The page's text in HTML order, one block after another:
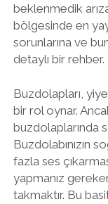
beklenmedik
bölgesinde en
sorunlarına ve
detaylı bir rehber.
Buzdolapları,
bir rol oynar.
buzdolaplarında
Buzdolabınızın
fazla ses
yapmanız
takmaktır. Bu